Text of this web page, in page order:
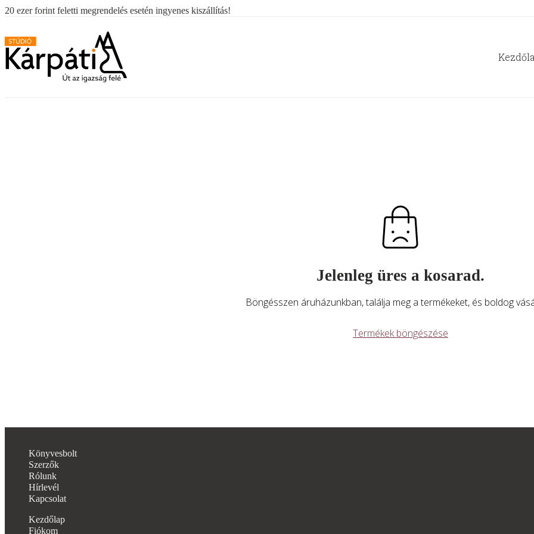
20 ezer forint feletti megrendelés esetén ingyenes kiszállítás!
Jelenleg üres a kosarad.
Böngésszen áruházunkban, találja meg a termékeket, és boldog
Termékek böngészése
Könyvesbolt
Szerzők
Rólunk
Hírlevél
Kapcsolat
Kezdőlap
Fiókom